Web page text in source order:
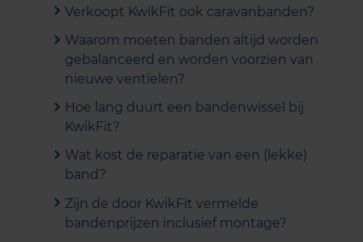
Verkoopt KwikFit ook caravanbanden?
Waarom moeten banden altijd worden
gebalanceerd en worden voorzien van
nieuwe ventielen?
Hoe lang duurt een bandenwissel bij
KwikFit?
Wat kost de reparatie van een (lekke)
band?
Zijn de door KwikFit vermelde
bandenprijzen inclusief montage?